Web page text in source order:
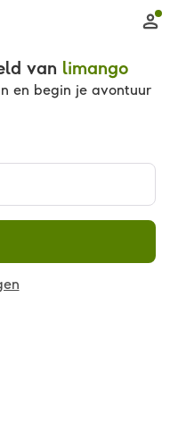
van limango
en begin je avontuur